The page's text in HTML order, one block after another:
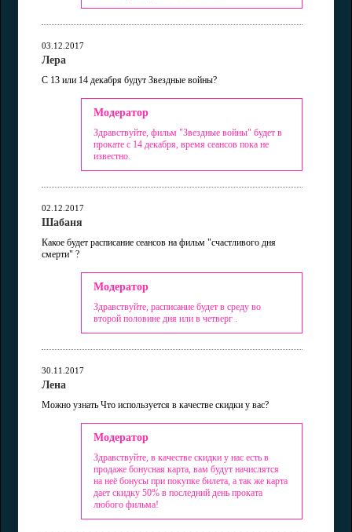
03.12.2017
Лера
С 13 или 14 декабря будут Звездные войны?
Модератор
Здравствуйте, фильм "Звездные войны" будет в
прокате с 14 декабря, время сеансов пока не
известно.
02.12.2017
Шабаня
Какое будет расписание сеансов на фильм "счастливого дня
смерти" ?
Модератор
Здравствуйте, расписание будет в среду во
второй половине дня или в четверг .
30.11.2017
Лена
Можно узнать Что используется в качестве скидки у вас?
Модератор
Здравствуйте, в качестве скидки у нас есть в
продаже бонусная карта, вам будут начислятся
на неё бонусы при покупке билета, а так же карта
дает скидку 50% в последний день проката
любого фильма!